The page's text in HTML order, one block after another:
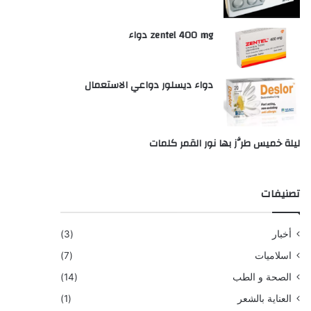
zentel 400 mg دواء
دواء ديسلور دواعي الاستعمال
ليلة خميس طرَّز بها نور القمر كلمات
تصنيفات
أخبار
(3)
اسلاميات
(7)
الصحة و الطب
(14)
العناية بالشعر
(1)